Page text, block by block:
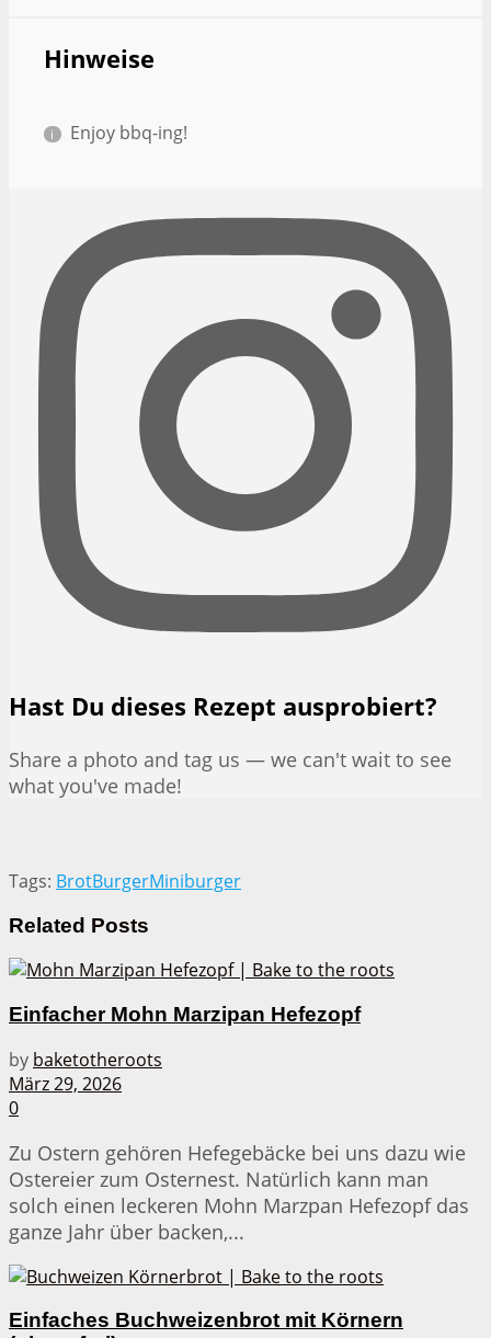
Hinweise
Enjoy bbq-ing!
Hast Du dieses Rezept ausprobiert?
Share a photo and tag us — we can't wait to see
what you've made!
Tags: BrotBurgerMiniburger
Related Posts
Einfacher Mohn Marzipan Hefezopf
by baketotheroots
März 29, 2026
0
Zu Ostern gehören Hefegebäcke bei uns dazu wie
Ostereier zum Osternest. Natürlich kann man
solch einen leckeren Mohn Marzpan Hefezopf das
ganze Jahr über backen,...
Einfaches Buchweizenbrot mit Körnern